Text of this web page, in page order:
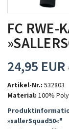
FC RWE-
24,95 EUR
Artikel-Nr.: 532803
Material: 100%
»sallerSquad50«"